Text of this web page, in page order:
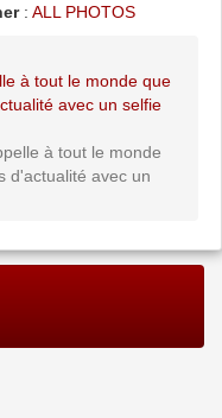
: ALL PHOTOS
à tout le monde que
avec un selfie
à tout le monde
d'actualité avec un